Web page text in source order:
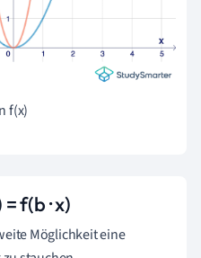
f(x)
f(b · x)
Möglichkeit eine